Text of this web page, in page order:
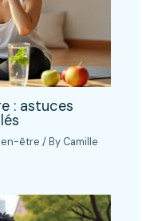
: astuces
être / By Camille